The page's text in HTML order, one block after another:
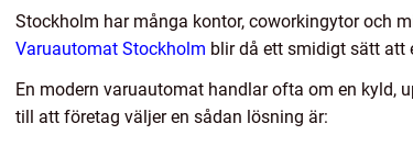
Stockholm har många kontor, coworkingytor och
Varuautomat Stockholm blir då ett smidigt sätt att
En modern varuautomat handlar ofta om en kyld,
till att företag väljer en sådan lösning är: